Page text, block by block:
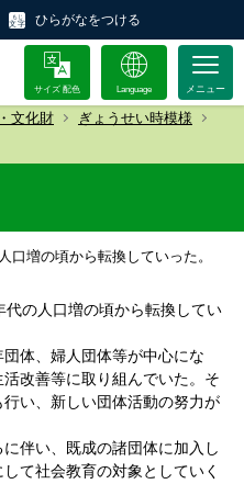
ひらがなをつける
サイズ 配色 Language
文化財
ぎょうせい時模様
口増の頃から転換していった。
の人口増の頃から転換してい
体、婦人団体等が中心にな
改善等に取り組んでいた。そ
い、新しい団体活動の努力が
伴い、既成の諸団体に加入し
て社会教育の対象としていく